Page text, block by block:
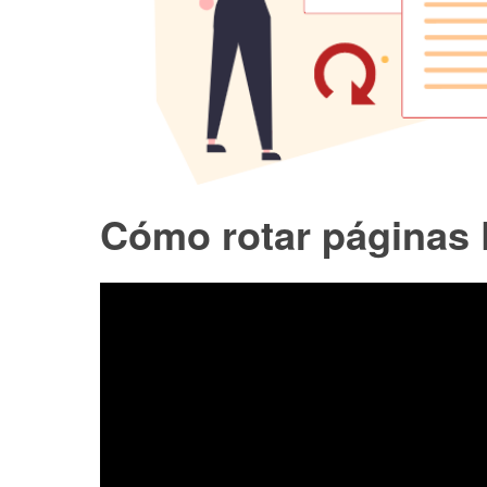
Cómo rotar páginas